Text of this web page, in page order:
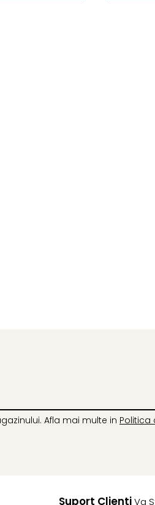
Afla mai multe in Politica
Suport ClientiVa